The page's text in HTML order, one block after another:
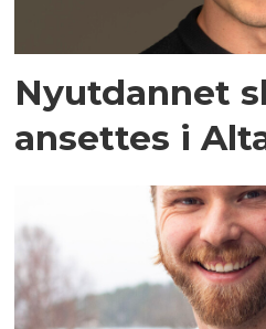
Nyutdannet
ansettes i